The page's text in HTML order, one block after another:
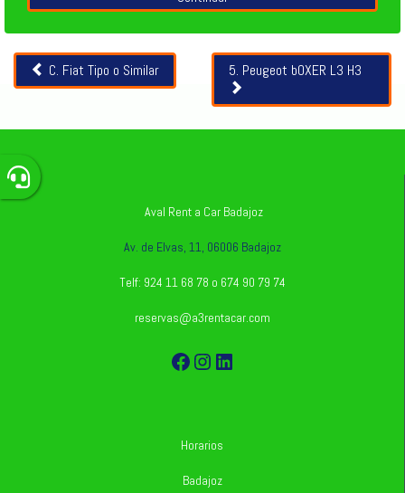
Otros
vehículos
C. Fiat Tipo o Similar 5. Peugeot bOXER L3 H3
Aval Rent a Car Badajoz
Av. de Elvas, 11, 06006 Badajoz
Telf: 924 11 68 78 o 674 90 79 74
reservas@a3rentacar.com
Facebook
Instagram
LinkedIn
Horarios
Badajoz